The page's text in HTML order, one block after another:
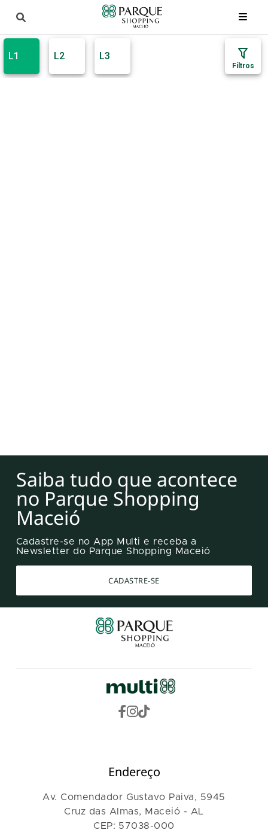
Saiba tudo que acontece
no Parque Shopping
Maceió
Cadastre-se no App Multi e receba a
Newsletter do Parque Shopping Maceió
CADASTRE-SE
Endereço
Av. Comendador Gustavo Paiva, 5945
Cruz das Almas, Maceió - AL
CEP: 57038-000